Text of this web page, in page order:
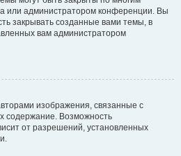
или администратором конференции. Вы
закрывать созданные вами темы, в
вам администратором
изображения, связанные с
Возможность
от разрешений, установленных